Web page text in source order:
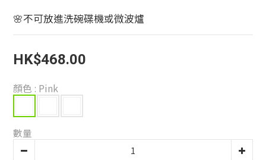
🌸不可放進洗碗碟機或微波爐
HK$468.00
顏色 : Pink
數量